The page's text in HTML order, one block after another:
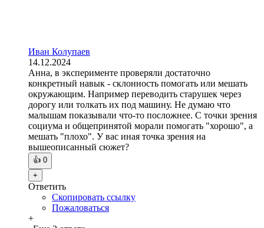
Иван Колупаев
14.12.2024
Анна, в эксперименте проверяли достаточно
конкретный навык - склонность помогать или мешать
окружающим. Например переводить старушек через
дорогу или толкать их под машину. Не думаю что
малышам показывали что-то посложнее. С точки зрения
социума и общепринятой морали помогать "хорошо", а
мешать "плохо". У вас иная точка зрения на
вышеописанный сюжет?
👍 0
+
Ответить
Скопировать ссылку
Пожаловаться
+